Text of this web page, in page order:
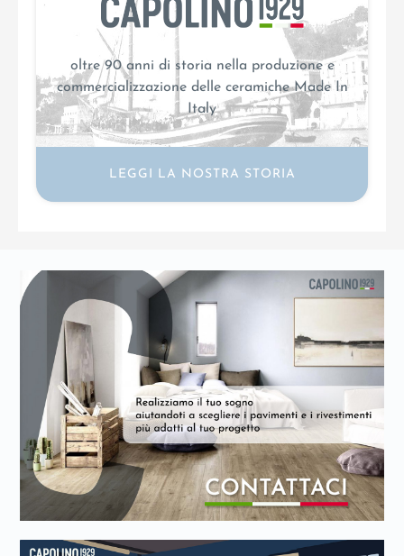
oltre 90 anni di storia nella produzione e
commercializzazione delle ceramiche Made In
Italy
LEGGI LA NOSTRA STORIA